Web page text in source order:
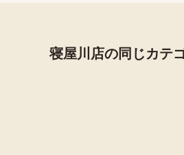
寝屋川店の同じカテ